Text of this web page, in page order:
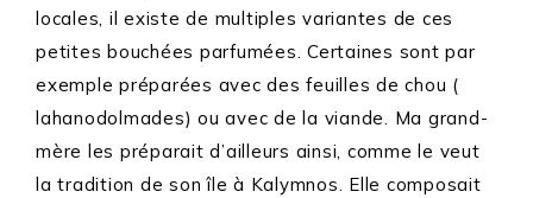
locales, il existe de multiples variantes de ces
petites bouchées parfumées. Certaines sont par
exemple préparées avec des feuilles de chou (
lahanodolmades) ou avec de la viande. Ma grand-
mère les préparait d’ailleurs ainsi, comme le veut
la tradition de son île à Kalymnos. Elle composait